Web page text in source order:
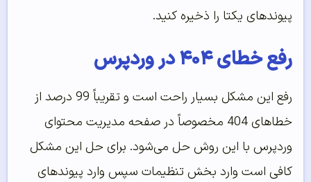
پیوندهای یکتا را ذخیره کنید.
رفع خطای ۴۰۴ در وردپرس
رفع این مشکل بسیار راحت است و تقریباً 99 درصد از
خطاهای 404 مخصوصاً در صفحه مدیریت محتوای
وردپرس با این روش حل می‌شود. برای حل این مشکل
کافی است وارد بخش تنظیمات سپس وارد پیوندهای